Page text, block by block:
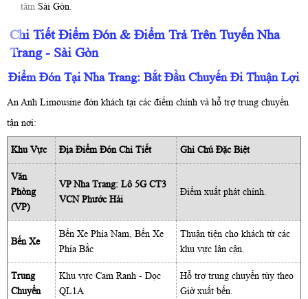
tâm Sài Gòn.
Chi Tiết Điểm Đón & Điểm Trả Trên Tuyến Nha
Trang - Sài Gòn
Điểm Đón Tại Nha Trang: Bắt Đầu Chuyến Đi Thuận Lợi
An Anh Limousine đón khách tại các điểm chính và hỗ trợ trung chuyển
tận nơi:
Khu Vực Địa Điểm Đón Chi Tiết Ghi Chú Đặc Biệt
Văn
Phòng
(VP)
VP Nha Trang: Lô 5G CT3
VCN Phước Hải
Điểm xuất phát chính.
Bến Xe
Bến Xe Phía Nam, Bến Xe
Phía Bắc
Thuận tiện cho khách từ các
khu vực lân cận.
Trung
Chuyển
Khu vực Cam Ranh - Dọc
QL1A
Hỗ trợ trung chuyển tùy theo
Giờ xuất bến.